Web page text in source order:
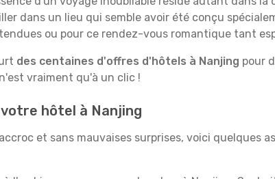
dans un lieu qui semble avoir été conçu
ou pour ce rendez-vous romantique tant
des centaines d'offres d'hôtels à Nanjing pour
vraiment qu'à un clic !
hôtel à Nanjing
et sans mauvaises surprises, voici quelques